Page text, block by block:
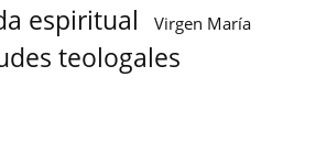
espiritual Virgen María
teologales